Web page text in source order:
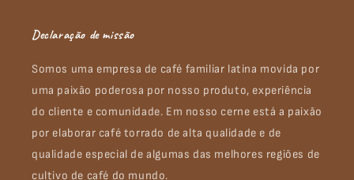
Declaração de missão
Somos uma empresa de café familiar latina movida por
uma paixão poderosa por nosso produto, experiência
do cliente e comunidade. Em nosso cerne está a paixão
por elaborar café torrado de alta qualidade e de
qualidade especial de algumas das melhores regiões de
cultivo de café do mundo.